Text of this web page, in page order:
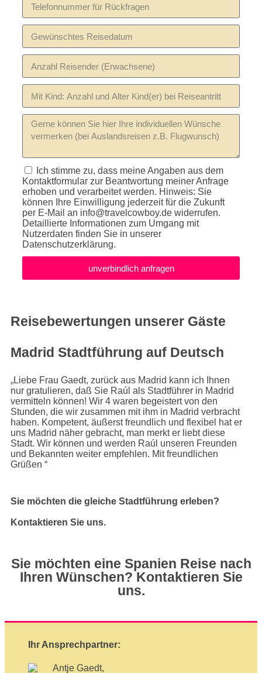
Ich stimme zu, dass meine Angaben aus dem
Kontaktformular zur Beantwortung meiner Anfrage
erhoben und verarbeitet werden. Hinweis: Sie
können Ihre Einwilligung jederzeit für die Zukunft
per E-Mail an info@travelcowboy.de widerrufen.
Detaillierte Informationen zum Umgang mit
Nutzerdaten finden Sie in unserer
Datenschutzerklärung.
unverbindlich anfragen
Reisebewertungen unserer Gäste
Madrid Stadtführung auf Deutsch
„Liebe Frau Gaedt, zurück aus Madrid kann ich Ihnen
nur gratulieren, daß Sie Raúl als Stadtführer in Madrid
vermitteln können! Wir 4 waren begeistert von den
Stunden, die wir zusammen mit ihm in Madrid verbracht
haben. Kompetent, äußerst freundlich und flexibel hat er
uns Madrid näher gebracht, man merkt er liebt diese
Stadt. Wir können und werden Raúl unseren Freunden
und Bekannten weiter empfehlen. Mit freundlichen
Grüßen “
Sie möchten die gleiche Stadtführung erleben?
Kontaktieren Sie uns.
Sie möchten eine Spanien Reise nach
Ihren Wünschen? Kontaktieren Sie
uns.
Ihr Ansprechpartner: